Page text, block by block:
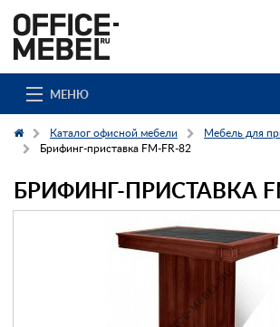
МЕНЮ
Каталог
Каталог офисной мебели Мебель для
Брифинг-приставка FM-FR-82
БРИФИНГ-ПРИСТАВКА